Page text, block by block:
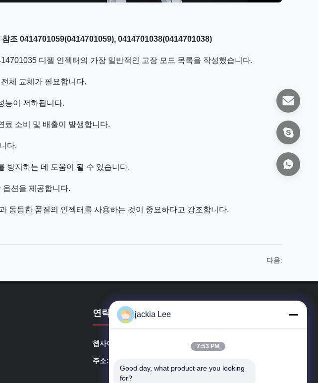
조 0414701059(0414701059), 0414701038(0414701038)
디젤 인젝터의 가장 일반적인 고장 모드 목록을 작성했습니다.
체 교체가 필요합니다.
능이 저하됩니다.
료 소비 및 배출이 발생합니다.
다.
방지하는 데 도움이 될 수 있습니다.
션을 제공합니다.
동등한 품질의 인젝터를 사용하는 것이 중요하다고 강조합니다.
다음:
연락처
웹사이트: injectors-diesel.com
주소::
마나 명조인 거리, 관통, KL, 홍콩
jackia Lee
7:53 PM
Good day, what product are you looking
for?